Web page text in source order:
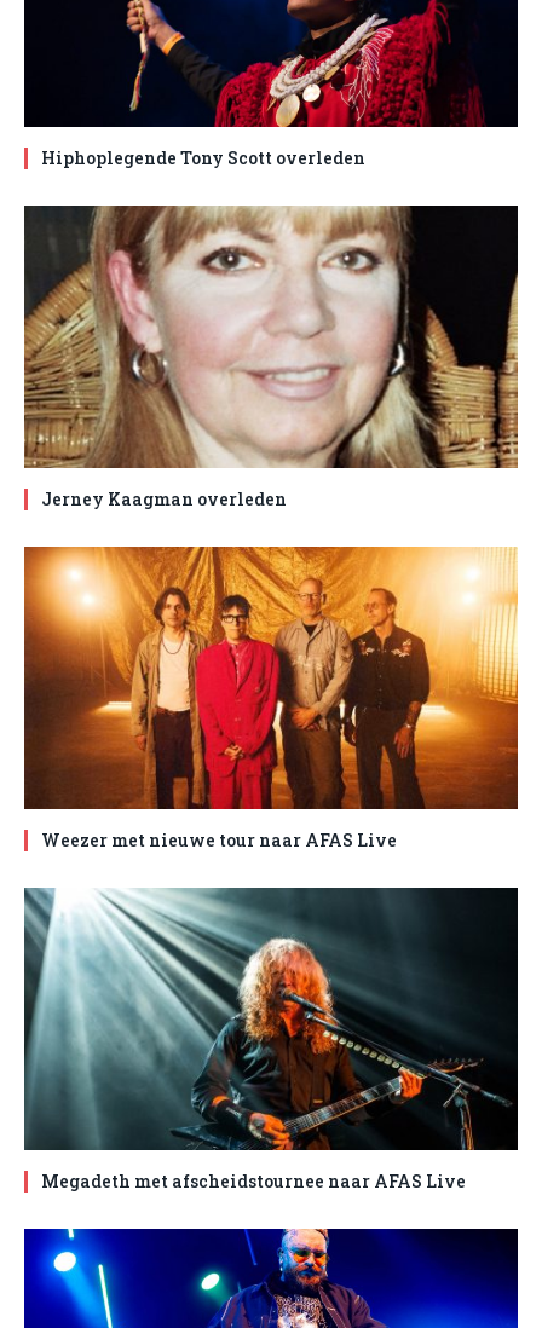
Hiphoplegende Tony Scott overleden
Jerney Kaagman overleden
Weezer met nieuwe tour naar AFAS Live
Megadeth met afscheidstournee naar AFAS Live